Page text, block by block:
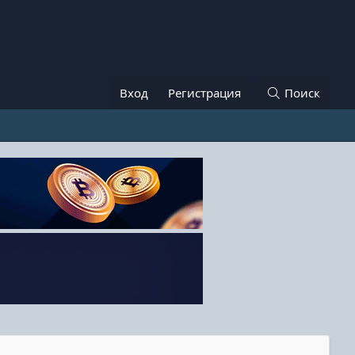
Вход Регистрация Поиск